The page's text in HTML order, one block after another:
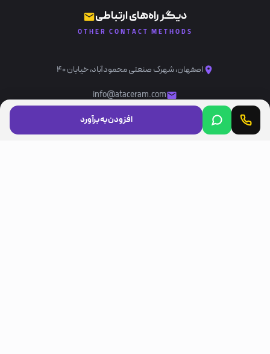
افزودن به برآورد
دیگر راه‌های ارتباطی
OTHER CONTACT METHODS
اصفهان، شهرک صنعتی محمودآباد، خیابان ۴۰
info@ataceram.com